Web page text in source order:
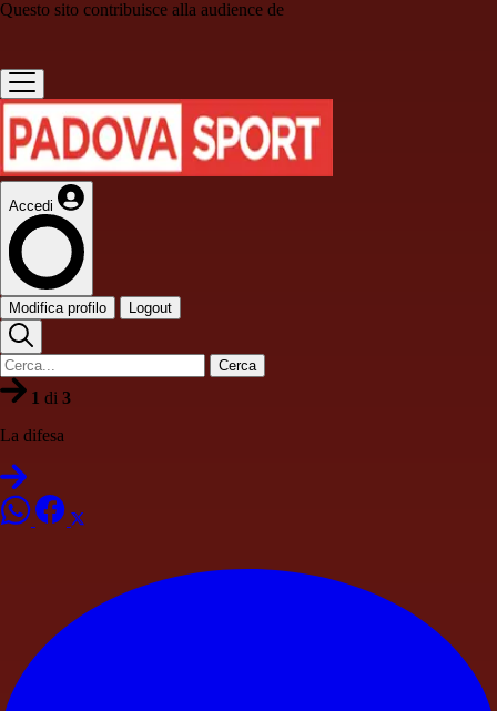
Questo sito contribuisce alla audience de
Accedi
Modifica profilo Logout
Cerca
1 di 3
La difesa